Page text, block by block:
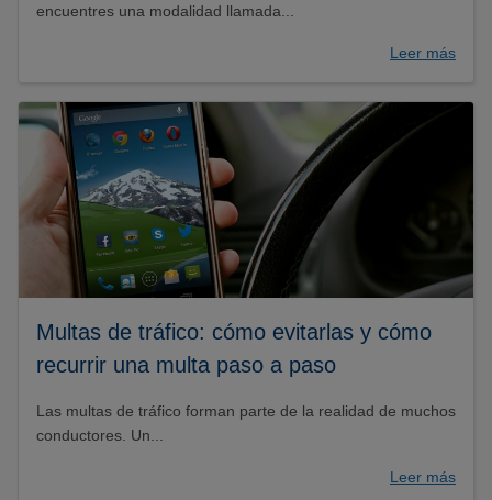
encuentres una modalidad llamada...
Leer más
Multas de tráfico: cómo evitarlas y cómo
recurrir una multa paso a paso
Las multas de tráfico forman parte de la realidad de muchos
conductores. Un...
Leer más